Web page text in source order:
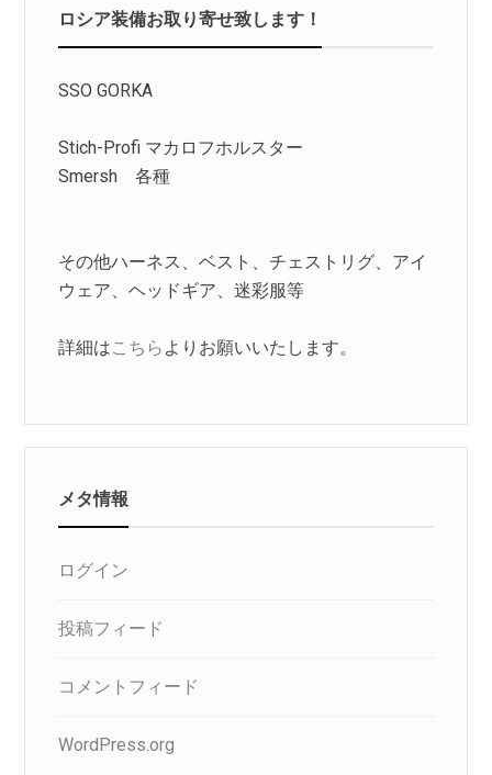
ロシア装備お取り寄せ致します！
SSO GORKA
Stich-Profi マカロフホルスター
Smersh 各種
その他ハーネス、ベスト、チェストリグ、アイ
ウェア、ヘッドギア、迷彩服等
詳細はこちら よりお願いいたします。
メタ情報
ログイン
投稿フィード
コメントフィード
WordPress.org